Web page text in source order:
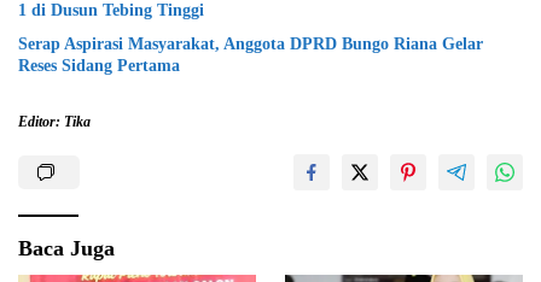
1 di Dusun Tebing Tinggi
Serap Aspirasi Masyarakat, Anggota DPRD Bungo Riana Gelar
Reses Sidang Pertama
Editor: Tika
Baca Juga